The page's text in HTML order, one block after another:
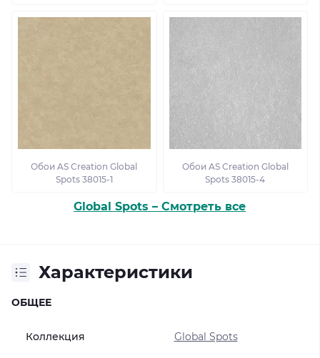
Обои AS Creation Global
Spots 38015-1
Обои AS Creation Global
Spots 38015-4
Global Spots – Смотреть все
Характеристики
ОБЩЕЕ
Коллекция Global Spots